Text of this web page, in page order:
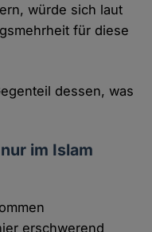
würde sich laut
für diese
dessen, was
im Islam
erschwerend